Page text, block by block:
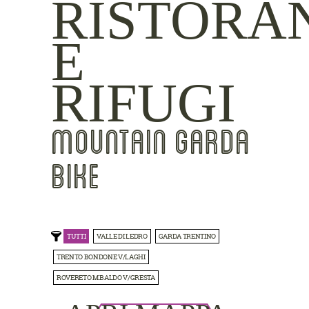
E
RIFUGI
MOUNTAIN GARDA
BIKE
TUTTI VALLE DI LEDRO GARDA TRENTINO
TRENTO BONDONE V/LAGHI
ROVERETO M.BALDO V/GRESTA